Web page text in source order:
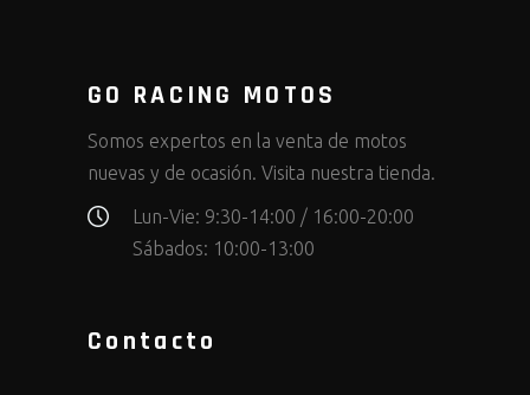
GO RACING MOTOS
Somos expertos en la venta de motos
nuevas y de ocasión. Visita nuestra tienda.
Lun-Vie: 9:30-14:00 / 16:00-20:00
Sábados: 10:00-13:00
Contacto